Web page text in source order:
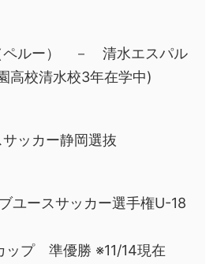
ペルー） － 清水エスパル
高校清水校3年在学中)
ッカー静岡選抜
ユースサッカー選手権U-18
ップ 準優勝 ※11/14現在